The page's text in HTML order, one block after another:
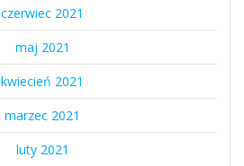
czerwiec 2021
maj 2021
kwiecień 2021
marzec 2021
luty 2021